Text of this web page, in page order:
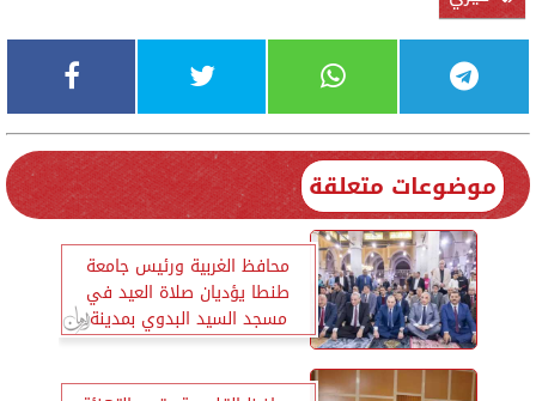
موضوعات متعلقة
محافظ الغربية ورئيس جامعة
طنطا يؤديان صلاة العيد في
مسجد السيد البدوي بمدينة
طنطا